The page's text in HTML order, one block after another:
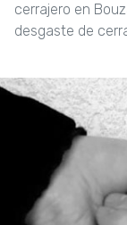
cerrajero en
desgaste de